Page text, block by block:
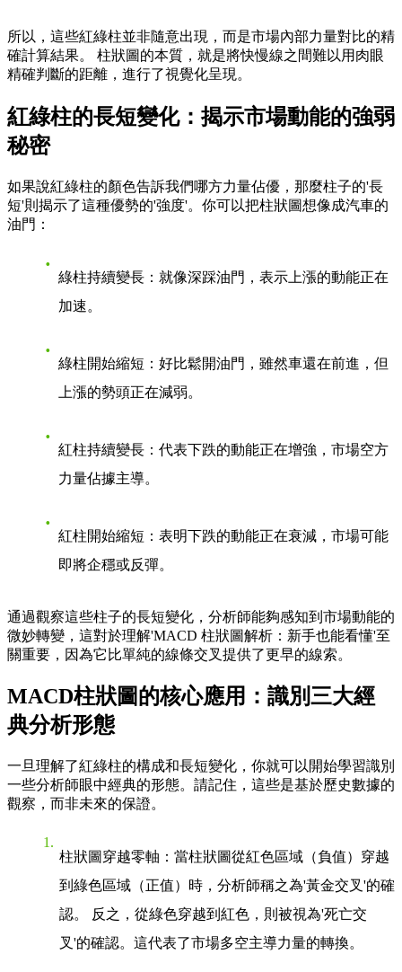
所以，這些紅綠柱並非隨意出現，而是市場內部力量對比的精
確計算結果。 柱狀圖的本質，就是將快慢線之間難以用肉眼
精確判斷的距離，進行了視覺化呈現。
紅綠柱的長短變化：揭示市場動能的強弱
秘密
如果說紅綠柱的顏色告訴我們哪方力量佔優，那麼柱子的'長
短'則揭示了這種優勢的'強度'。你可以把柱狀圖想像成汽車的
油門：
綠柱持續變長 ：就像深踩油門，表示上漲的動能正在
加速。
綠柱開始縮短 ：好比鬆開油門，雖然車還在前進，但
上漲的勢頭正在減弱。
紅柱持續變長 ：代表下跌的動能正在增強，市場空方
力量佔據主導。
紅柱開始縮短 ：表明下跌的動能正在衰減，市場可能
即將企穩或反彈。
通過觀察這些柱子的長短變化，分析師能夠感知到市場動能的
微妙轉變，這對於理解'MACD 柱狀圖解析：新手也能看懂'至
關重要，因為它比單純的線條交叉提供了更早的線索。
MACD柱狀圖的核心應用：識別三大經
典分析形態
一旦理解了紅綠柱的構成和長短變化，你就可以開始學習識別
一些分析師眼中經典的形態。請記住，這些是基於歷史數據的
觀察，而非未來的保證。
柱狀圖穿越零軸 ：當柱狀圖從紅色區域（負值）穿越
到綠色區域（正值）時，分析師稱之為'黃金交叉'的確
認。 反之，從綠色穿越到紅色，則被視為'死亡交
叉'的確認。這代表了市場多空主導力量的轉換。